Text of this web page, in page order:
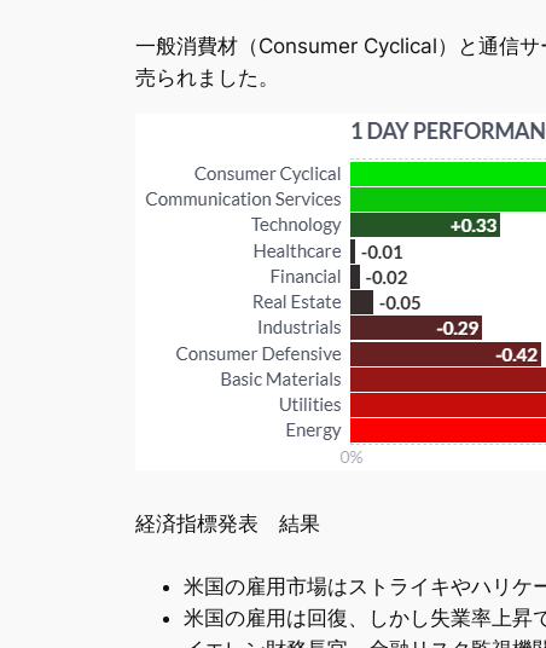
一般消費材（Consumer Cyclical）と通信
売られました。
経済指標発表 結果
米国の雇用市場はストライキやハリケ
米国の雇用は回復、しかし失業率上昇